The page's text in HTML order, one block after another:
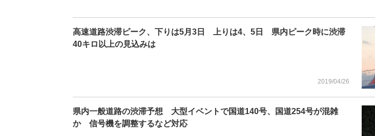
高速道路渋滞ピーク、下りは5月3日 上りは4、5日 県内ピーク時に渋滞
40キロ以上の見込みは
2019/04/26
県内一般道路の渋滞予想 大型イベントで国道140号、国道254号が混雑
か 信号機を調整するなど対応